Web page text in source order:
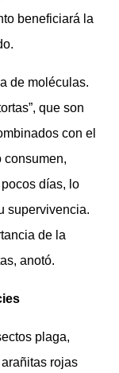
beneficiará la
de moléculas.
que son
con el
consumen,
días, lo
supervivencia.
de la
anotó.
plaga,
rojas